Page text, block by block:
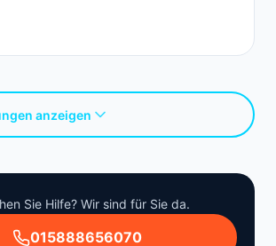
anzeigen
Sie Hilfe? Wir sind für Sie da.
015888656070